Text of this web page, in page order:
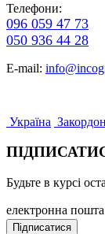
Телефони:
096 059 47 73
050 936 44 28
E-mail:
Україна Закордон
Будьте в курсі
електронна пошта